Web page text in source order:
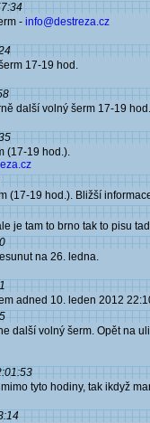
- info@destreza.cz
17-19 hod.
další volný šerm 17-19 hod.
(17-19 hod.).
(17-19 hod.). Bližší
je tam to brno tak to pisu
na 26. ledna.
adned 10. leden 2012
další volný šerm. Opět na
tyto hodiny, tak ikdyž